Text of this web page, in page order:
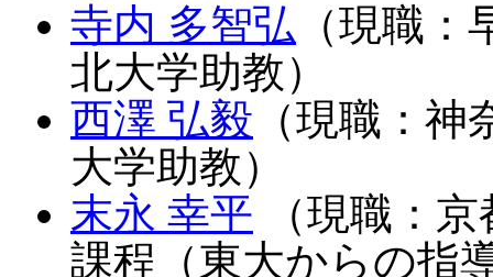
寺内 多智弘 （現職
北大学助教）
西澤 弘毅 （現職：
大学助教）
末永 幸平 （現職：
課程（東大からの指